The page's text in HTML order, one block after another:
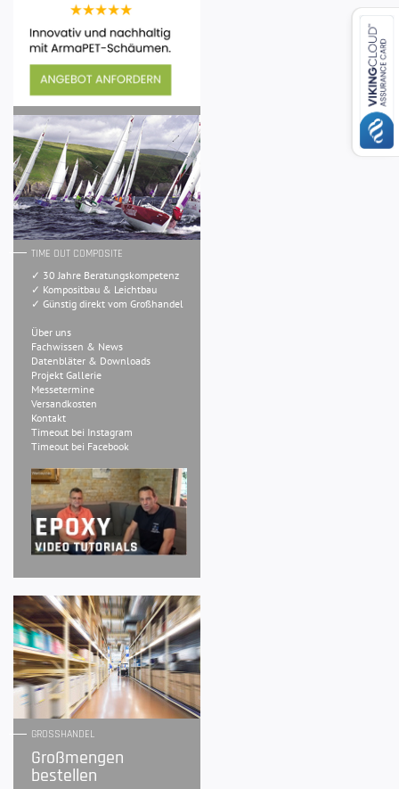
TIME OUT COMPOSITE
✓ 30 Jahre Beratungskompetenz
✓ Kompositbau & Leichtbau
✓ Günstig direkt vom Großhandel
Über uns
Fachwissen & News
Datenbläter & Downloads
Projekt Gallerie
Messetermine
Versandkosten
Kontakt
Timeout bei Instagram
Timeout bei Facebook
GROSSHANDEL
Großmengen
bestellen